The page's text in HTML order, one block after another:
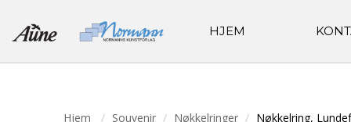
HJEM
Hjem Souvenir Nøkkelringer Nøkkelring,